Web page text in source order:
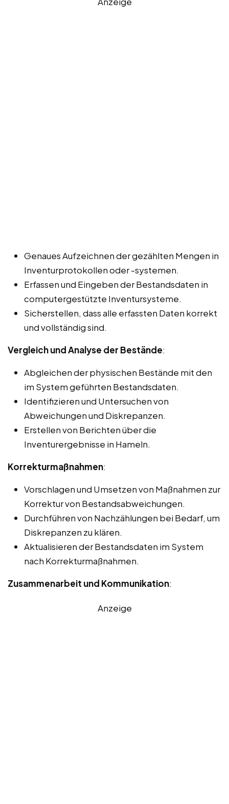
Genaues Aufzeichnen der gezählten Mengen in
Inventurprotokollen oder -systemen.
Erfassen und Eingeben der Bestandsdaten in
computergestützte Inventursysteme.
Sicherstellen, dass alle erfassten Daten korrekt
und vollständig sind.
Vergleich und Analyse der Bestände:
Abgleichen der physischen Bestände mit den
im System geführten Bestandsdaten.
Identifizieren und Untersuchen von
Abweichungen und Diskrepanzen.
Erstellen von Berichten über die
Inventurergebnisse in Hameln.
Korrekturmaßnahmen:
Vorschlagen und Umsetzen von Maßnahmen zur
Korrektur von Bestandsabweichungen.
Durchführen von Nachzählungen bei Bedarf, um
Diskrepanzen zu klären.
Aktualisieren der Bestandsdaten im System
nach Korrekturmaßnahmen.
Zusammenarbeit und Kommunikation:
Anzeige